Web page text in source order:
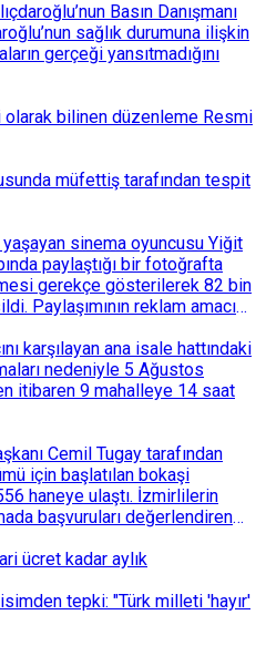
Basın Danışmanı
sağlık durumuna ilişkin
gerçeği yansıtmadığını
olarak bilinen düzenleme Resmi
müfettiş tarafından tespit
sinema oyuncusu Yiğit
paylaştığı bir fotoğrafta
gerekçe gösterilerek 82 bin
Paylaşımının reklam amacı
iptali için yargıya
karşılayan ana isale hattındaki
nedeniyle 5 Ağustos
itibaren 9 mahalleye 14 saat
Cemil Tugay tarafından
için başlatılan bokaşi
haneye ulaştı. İzmirlilerin
başvuruları değerlendiren
farklı ilçelerde toplam
İzmirlileri
dahil etti.
ücret kadar aylık
tepki: "Türk milleti 'hayır'